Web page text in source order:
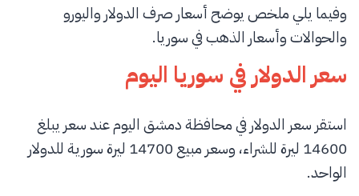
وفيما يلي ملخص يوضح أسعار صرف الدولار واليورو
والحوالات وأسعار الذهب في سوريا.
سعر الدولار في سوريا اليوم
استقر سعر الدولار في محافظة دمشق اليوم عند سعر يبلغ
14600 ليرة للشراء، وسعر مبيع 14700 ليرة سورية للدولار
الواحد.